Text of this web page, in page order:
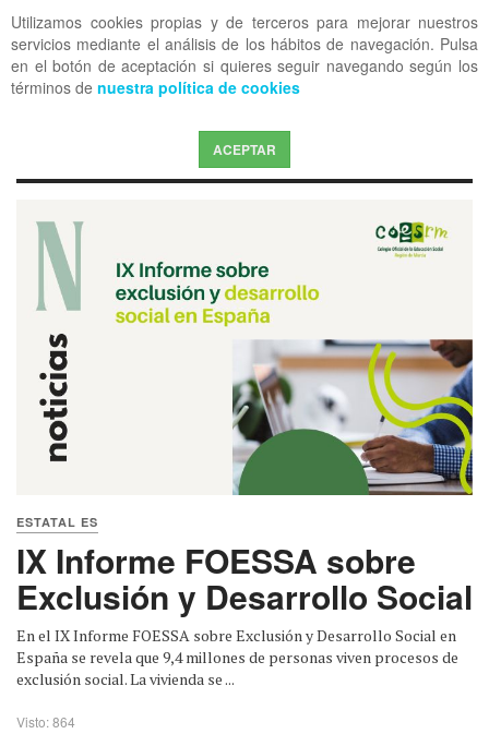
Utilizamos cookies propias y de terceros para mejorar nuestros
servicios mediante el análisis de los hábitos de navegación. Pulsa
en el botón de aceptación si quieres seguir navegando según los
términos de nuestra política de cookies
ACEPTAR
OFF CANVAS
ESTATAL ES
IX Informe FOESSA sobre
Exclusión y Desarrollo Social
En el IX Informe FOESSA sobre Exclusión y Desarrollo Social en
España se revela que 9,4 millones de personas viven procesos de
exclusión social. La vivienda se ...
Visto: 864